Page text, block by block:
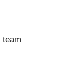
team